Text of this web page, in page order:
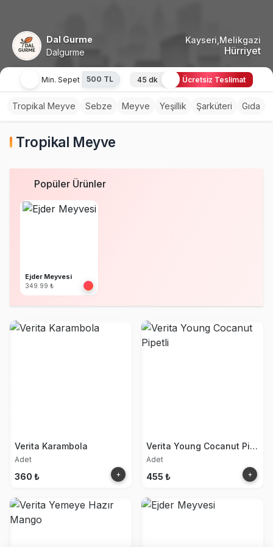
Dal Gurme
Dalgurme
Kayseri,Melikgazi
Hürriyet
Min. Sepet 500 TL 45 dk Ücretsiz Teslimat
Tropikal Meyve Sebze Meyve Yeşillik Şarküteri Gıda
Tropikal Meyve
Popüler Ürünler
Ejder Meyvesi
349.99 ₺
Verita Karambola
Adet
360 ₺ +
Verita Young Cocanut Pipetli
Adet
455 ₺ +